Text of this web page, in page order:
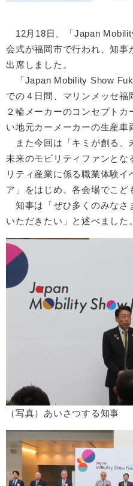
12月18日、「Japan
会式が福岡市で行われ、知事
出席しました。
「Japan Mobility Show
での４日間、マリンメッセ福
２輪メーカーのコンセプト
い地元カーメーカーの生産車
また今回は「キミが創る、
未来のモビリティファンと
リティ産業に係る職業体験
ア」をはじめ、各会場でこど
知事は「ぜひ多くのみなさ
いただきたい」と述べました。
（写真）あいさつする知事